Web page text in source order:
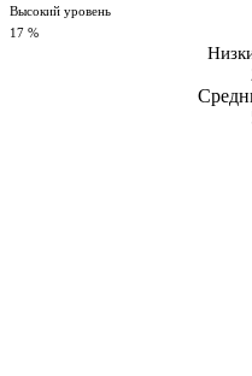
Высокий уровень
17 %